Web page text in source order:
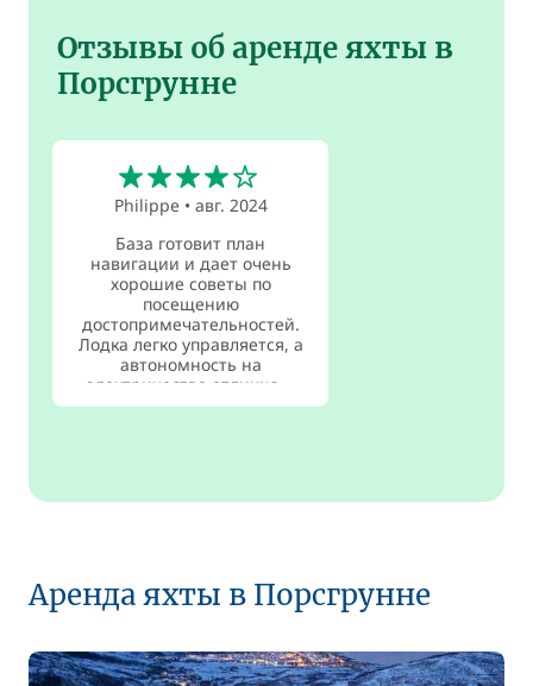
Отзывы об аренде яхты в
Порсгрунне
Philippe• авг. 2024
База готовит план
навигации и дает очень
хорошие советы по
посещению
достопримечательностей.
Лодка легко управляется, а
автономность на
электричестве отлична...
читать дальше
Аренда яхты в Порсгрунне